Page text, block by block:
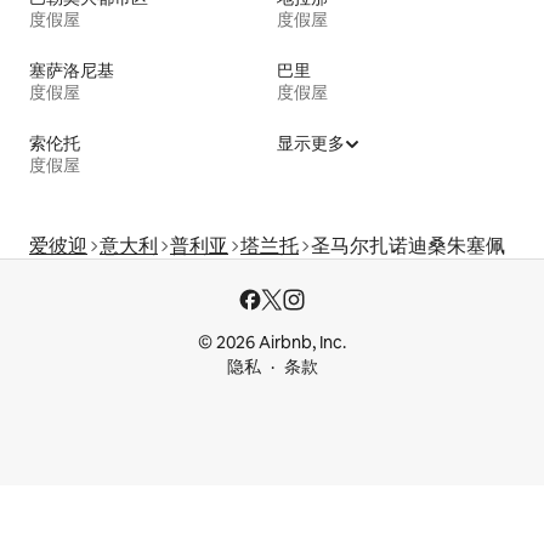
度假屋
度假屋
塞萨洛尼基
度假屋
巴里
度假屋
索伦托
度假屋
显示更多
爱彼迎 意大利 普利亚 塔兰托 圣马尔扎诺迪桑朱塞佩
© 2026 Airbnb, Inc.
隐私
条款